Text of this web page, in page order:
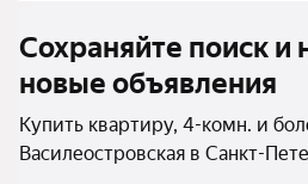
Сохраняйте поиск и
новые объявления
Купить квартиру, 4-комн. и
Василеостровская в Санкт-